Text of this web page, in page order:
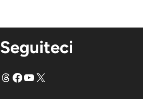
Seguiteci
FiliFacebook
YouTube
X